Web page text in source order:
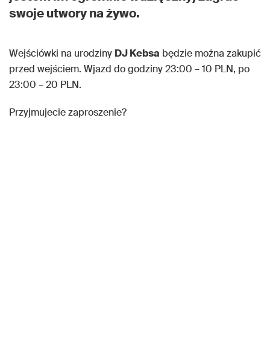
swoje utwory na żywo.
Wejściówki na urodziny DJ Kebsa będzie można zakupić
przed wejściem. Wjazd do godziny 23:00 – 10 PLN, po
23:00 – 20 PLN.
Przyjmujecie zaproszenie?